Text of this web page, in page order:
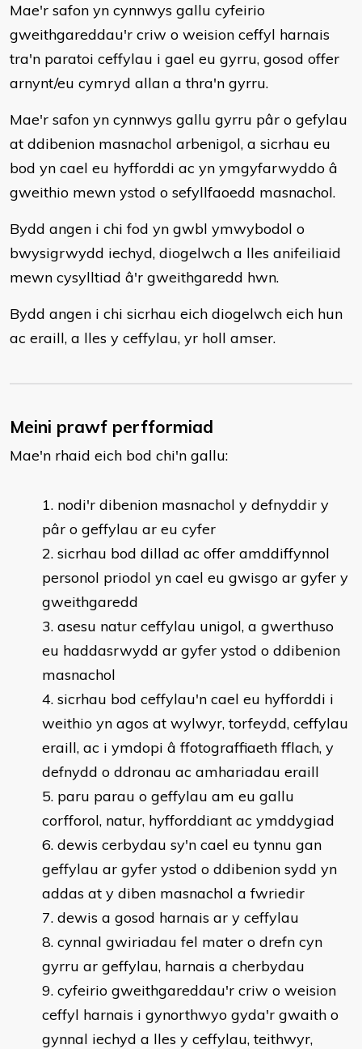
Mae'r safon yn cynnwys gallu cyfeirio
gweithgareddau'r criw o weision ceffyl harnais
tra'n paratoi ceffylau i gael eu gyrru, gosod offer
arnynt/eu cymryd allan a thra'n gyrru.
Mae'r safon yn cynnwys gallu gyrru pâr o gefylau
at ddibenion masnachol arbenigol, a sicrhau eu
bod yn cael eu hyfforddi ac yn ymgyfarwyddo â
gweithio mewn ystod o sefyllfaoedd masnachol.
Bydd angen i chi fod yn gwbl ymwybodol o
bwysigrwydd iechyd, diogelwch a lles anifeiliaid
mewn cysylltiad â'r gweithgaredd hwn.
Bydd angen i chi sicrhau eich diogelwch eich hun
ac eraill, a lles y ceffylau, yr holl amser.
Meini prawf perfformiad
Mae'n rhaid eich bod chi'n gallu:
​nodi'r dibenion masnachol y defnyddir y
pâr o geffylau ar eu cyfer
sicrhau bod dillad ac offer amddiffynnol
personol priodol yn cael eu gwisgo ar gyfer y
gweithgaredd
asesu natur ceffylau unigol, a gwerthuso
eu haddasrwydd ar gyfer ystod o ddibenion
masnachol
sicrhau bod ceffylau'n cael eu hyfforddi i
weithio yn agos at wylwyr, torfeydd, ceffylau
eraill, ac i ymdopi â ffotograffiaeth fflach, y
defnydd o ddronau ac amhariadau eraill
paru parau o geffylau am eu gallu
corfforol, natur, hyfforddiant ac ymddygiad
dewis cerbydau sy'n cael eu tynnu gan
geffylau ar gyfer ystod o ddibenion sydd yn
addas at y diben masnachol a fwriedir
dewis a gosod harnais ar y ceffylau
cynnal gwiriadau fel mater o drefn cyn
gyrru ar geffylau, harnais a cherbydau
cyfeirio gweithgareddau'r criw o weision
ceffyl harnais i gynorthwyo gyda'r gwaith o
gynnal iechyd a lles y ceffylau, teithwyr,